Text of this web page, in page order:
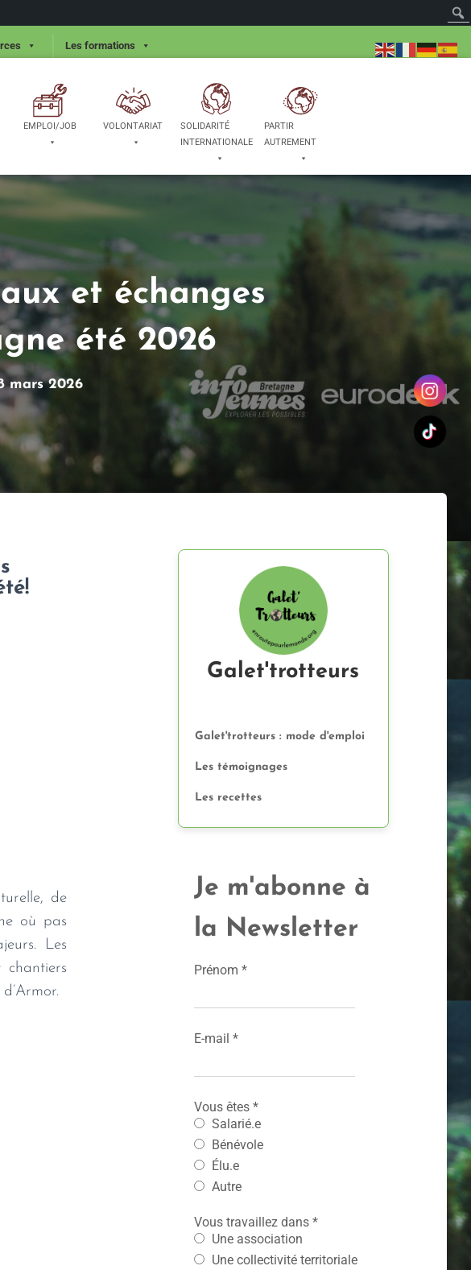
Les formations
EMPLOI/JOB VOLONTARIAT
SOLIDARITÉ
INTERNATIONALE
PARTIR
AUTREMENT
et échanges
été 2026
mars 2026
de
où pas
Les
chantiers
Galet'trotteurs
Galet'trotteurs : mode d'emploi
Les témoignages
Les recettes
Je m'abonne à
la Newsletter
Prénom *
E-mail *
Vous êtes *
Salarié.e
Bénévole
Élu.e
Autre
Vous travaillez dans *
Une association
Une collectivité territoriale